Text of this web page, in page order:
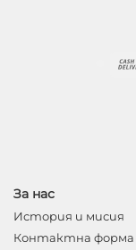
За нас
История и мисия
Контактна форма